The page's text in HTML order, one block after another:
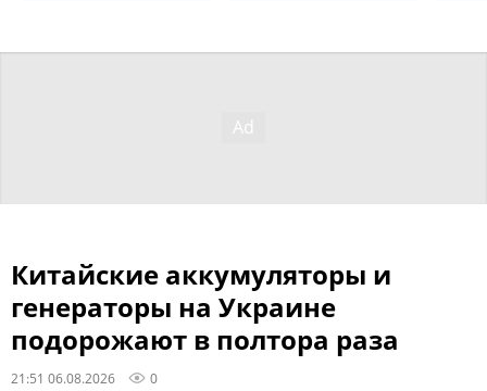
Китайские аккумуляторы и
генераторы на Украине
подорожают в полтора раза
21:51 06.08.2026 0